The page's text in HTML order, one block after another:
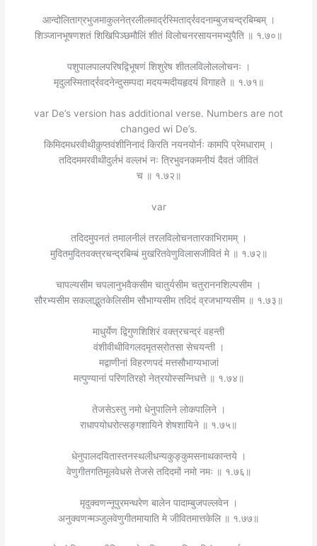
आन्दोलिताग्रभुजमाकुलनेत्रलीलमार्द्रस्मितार्द्रवदनाम्बुजचन्द्रबिम्बम् ।
शिञ्जानभूषणशतं शिखिपिञ्छमौलिं शीतं विलोचनरसायनमभ्युपैति ॥ १.७०॥
पशुपालपालपरिषद्विभूषणं शिशुरेष शीतलविलोललोचनः ।
मृदुलस्मितार्द्रवदनेन्दुसम्पदा मदयन्मदीयहृदयं विगाहते ॥ १.७१॥
var De’s version has additional verse. Numbers are not
changed wi De’s.
किमिदमधरवीथीकॢप्तवंशीनिनादं किरति नयनयोर्नः कामपि प्रेमधाराम् ।
तदिदममरवीथीदुर्लभं वल्लभं नः त्रिभुवनकमनीयं दैवतं जीवितं
च ॥ १.७२॥
var
तदिदमुपनतं तमालनीलं तरलविलोचनतारकाभिरामम् ।
मुदितमुदितवक्त्रचन्द्रबिम्बं मुखरितवेणुविलासजीवितं मे ॥ १.७२॥
चापल्यसीम चपलानुभवैकसीम चातुर्यसीम चतुराननशिल्पसीम ।
सौरभ्यसीम सकलाद्भुतकेलिसीम सौभाग्यसीम तदिदं व्रजभाग्यसीम ॥ १.७३॥
माधुर्येण द्विगुणशिशिरं वक्त्रचन्द्रं वहन्ती
वंशीवीथीविगलदमृतस्रोतसा सेचयन्ती ।
मद्वाणीनां विहरणपदं मत्तसौभाग्यभाजां
मत्पुण्यानां परिणतिरहो नेत्रयोस्सन्निधत्ते ॥ १.७४॥
तेजसेऽस्तु नमो धेनुपालिने लोकपालिने ।
राधापयोधरोत्सङ्गशायिने शेषशायिने ॥ १.७५॥
धेनुपालदयितास्तनस्थलीधन्यकुङ्कुमसनाथकान्तये ।
वेणुगीतगतिमूलवेधसे तेजसे तदिदमों नमो नमः ॥ १.७६॥
मृदुक्वणन्नूपुरमन्थरेण बालेन पादाम्बुजपल्लवेन ।
अनुक्वणन्मञ्जुलवेणुगीतमायाति मे जीवितमात्तकेलि ॥ १.७७॥